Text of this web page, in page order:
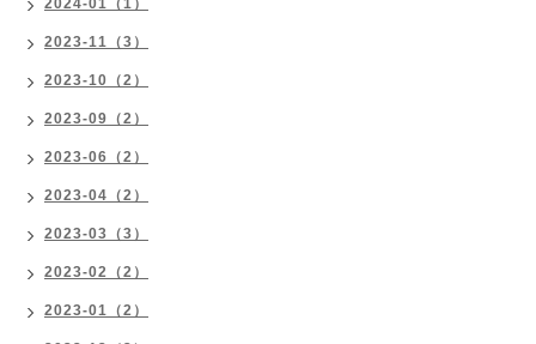
2024-01（1）
2023-11（3）
2023-10（2）
2023-09（2）
2023-06（2）
2023-04（2）
2023-03（3）
2023-02（2）
2023-01（2）